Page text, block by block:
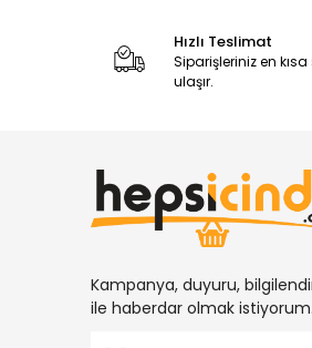
Sentiller
Köpük Püskürtmeler
Oto Servis Ekipmanları
Hızlı Teslimat
Siparişleriniz en
ulaşır.
Kampanya, duyuru,
ile haberdar olmak istiyorum.